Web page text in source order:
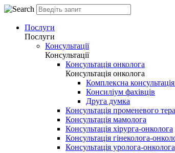
Послуги
Послуги
Консультації
Консультації
Консультація онколога
Консультація онколога
Комплексна
Консиліум фахівців
Друга думка
Консультація променевого
Консультація мамолога
Консультація хірурга-онколога
Консультація гінеколога-
Консультація уролога-онколога